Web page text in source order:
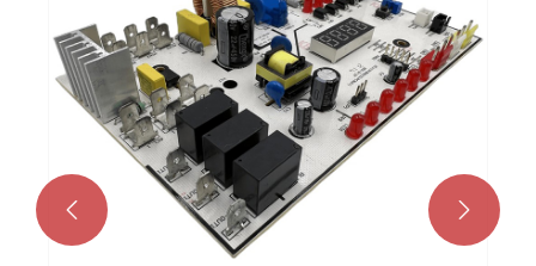
Δείτε περισσότερα >>
 